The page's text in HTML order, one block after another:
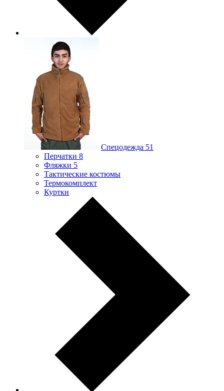
Спецодежда 51
Перчатки 8
Фляжки 5
Тактические костюмы
Термокомплект
Куртки